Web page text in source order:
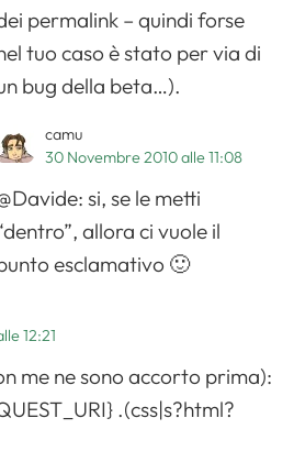
permalink – quindi forse
tuo caso è stato per via di
bug della beta…).
camu
30 Novembre 2010 alle 11:08
si, se le metti
allora ci vuole il
esclamativo 🙂
12:21
me ne sono accorto prima):
.(css|s?html?